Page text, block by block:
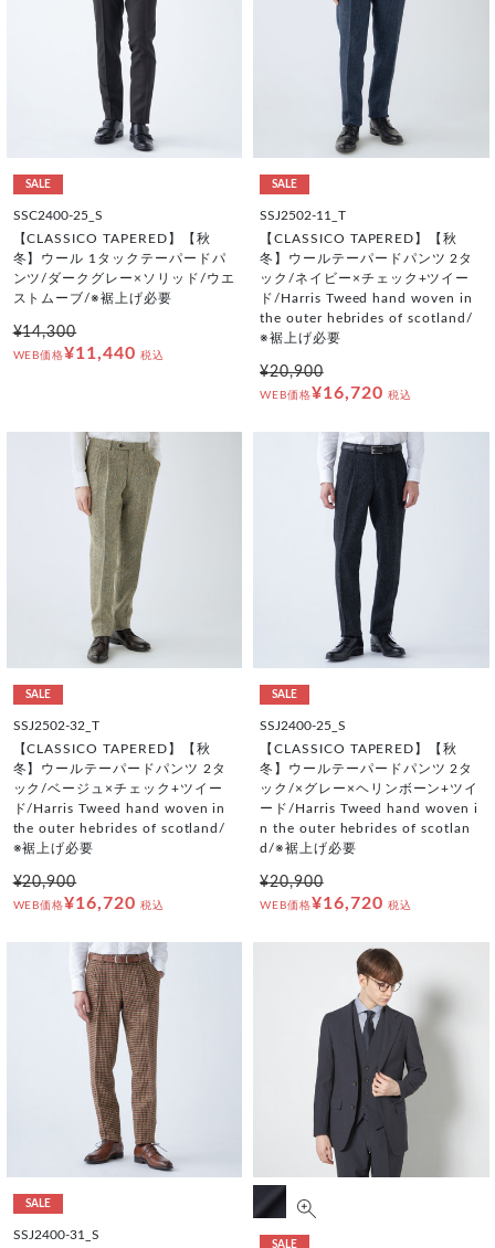
SALE
SSC2400-25_S
【CLASSICO TAPERED】【秋
冬】ウール 1タックテーパードパ
ンツ/ダークグレー×ソリッド/ウエ
ストムーブ/※裾上げ必要
¥14,300
WEB価格¥11,440 税込
SALE
SSJ2502-11_T
【CLASSICO TAPERED】【秋
冬】ウールテーパードパンツ 2タ
ック/ネイビー×チェック+ツイー
ド/Harris Tweed hand woven in
the outer hebrides of scotland/
※裾上げ必要
¥20,900
WEB価格¥16,720 税込
SALE
SSJ2502-32_T
【CLASSICO TAPERED】【秋
冬】ウールテーパードパンツ 2タ
ック/ベージュ×チェック+ツイー
ド/Harris Tweed hand woven in
the outer hebrides of scotland/
※裾上げ必要
¥20,900
WEB価格¥16,720 税込
SALE
SSJ2400-25_S
【CLASSICO TAPERED】【秋
冬】ウールテーパードパンツ 2タ
ック/×グレー×ヘリンボーン+ツイ
ード/Harris Tweed hand woven i
n the outer hebrides of scotlan
d/※裾上げ必要
¥20,900
WEB価格¥16,720 税込
SALE
SSJ2400-31_S
SALE